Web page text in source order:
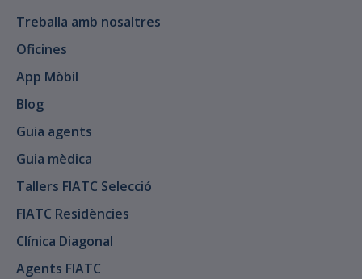
Treballa amb nosaltres
Oficines
App Mòbil
Blog
Guia agents
Guia mèdica
Tallers FIATC Selecció
FIATC Residències
Clínica Diagonal
Agents FIATC